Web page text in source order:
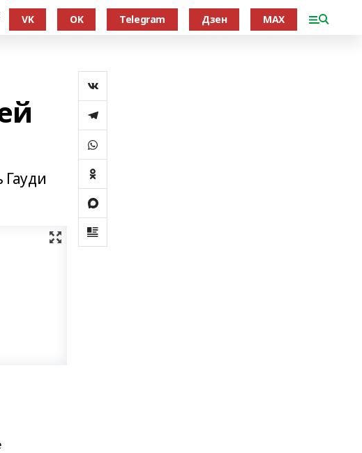
VK OK Telegram Дзен MAX